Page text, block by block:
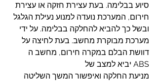
סיוע בבלימה. בעת עצירת חזקה או עצירת
חירום, המערכת נועדה למנוע נעילת הגלגל
ובשל כך להביא להחלקה בבלימה. על ידי
מערכת מבוקרת מחשב. בעת לחיצה על
דוושת הבלם במקרה חירום, מחשב ה
ABS יביא למצב של
מניעת החלקה ואיפשור המשך השליטה